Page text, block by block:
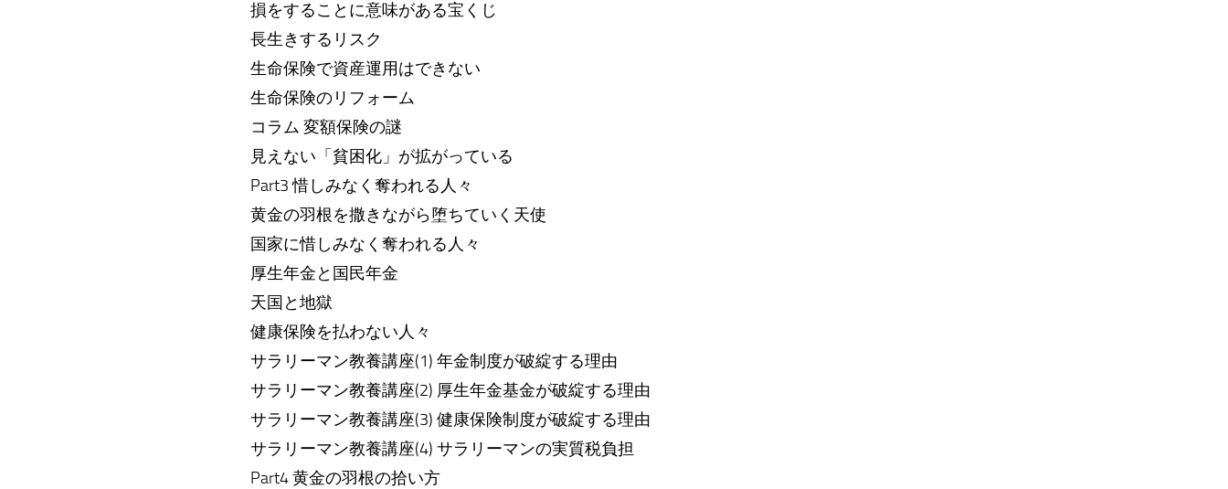
損をすることに意味がある宝くじ
長生きするリスク
生命保険で資産運用はできない
生命保険のリフォーム
コラム 変額保険の謎
見えない「貧困化」が拡がっている
Part3 惜しみなく奪われる人々
黄金の羽根を撒きながら堕ちていく天使
国家に惜しみなく奪われる人々
厚生年金と国民年金
天国と地獄
健康保険を払わない人々
サラリーマン教養講座(1) 年金制度が破綻する理由
サラリーマン教養講座(2) 厚生年金基金が破綻する理由
サラリーマン教養講座(3) 健康保険制度が破綻する理由
サラリーマン教養講座(4) サラリーマンの実質税負担
Part4 黄金の羽根の拾い方